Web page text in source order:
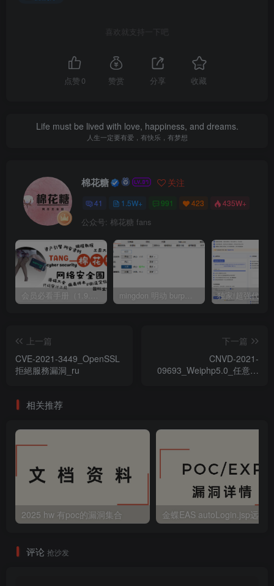
喜欢就支持一下吧
点赞 0 赞赏 分享 收藏
Life must be lived with love, happiness, and dreams.
人生一定要有爱，有快乐，有梦想
棉花糖 关注
41 1.5W+ 991 423 435W+
公众号: 棉花糖 fans
会员必看手册（1.9.0版本 26.4.5更新） mingdon 明动 burp插件0.2.6版本 本地时间校验去除版
上一篇
CVE-2021-3449_OpenSSL
拒絕服務漏洞_ru
下一篇
CNVD-2021-
09693_Weiphp5.0_任意用
相关推荐
2025 hw 有poc的漏洞集合
评论 抢沙发